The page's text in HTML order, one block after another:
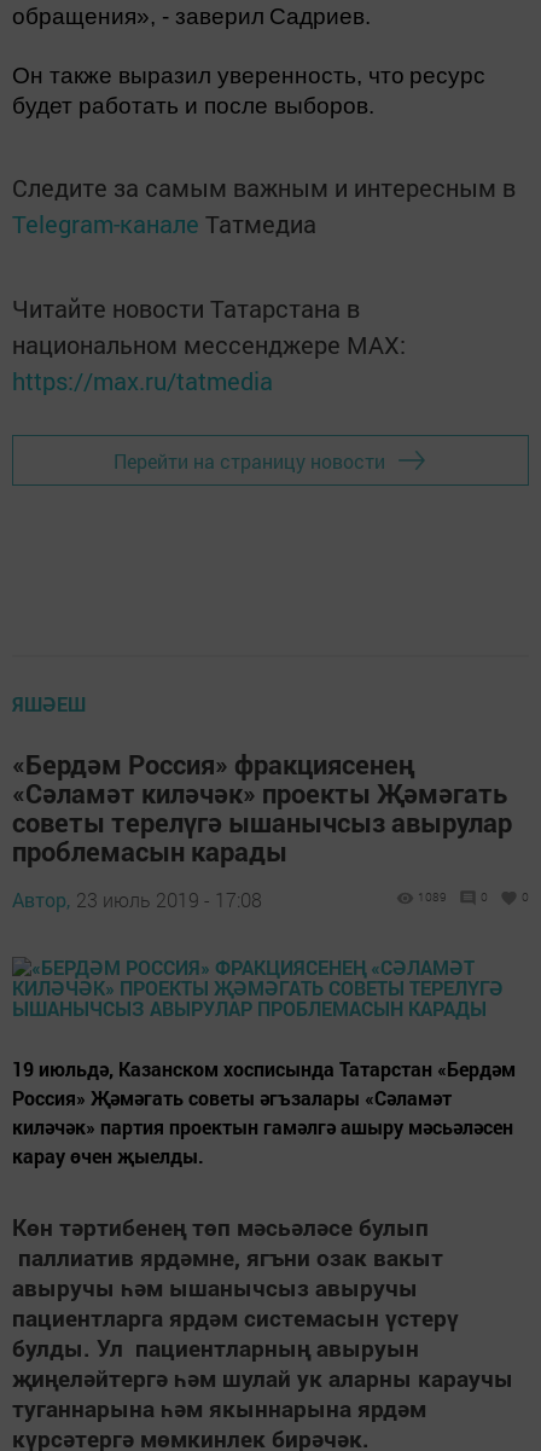
обращения», - заверил Садриев.
Он также выразил уверенность, что ресурс
будет работать и после выборов.
Следите за самым важным и интересным в
Telegram-канале Татмедиа
Читайте новости Татарстана в
национальном мессенджере MАХ:
https://max.ru/tatmedia
Перейти на страницу новости
ЯШӘЕШ
«Бердәм Россия» фракциясенең
«Сәламәт киләчәк» проекты Җәмәгать
советы терелүгә ышанычсыз авырулар
проблемасын карады
Автор, 23 июль 2019 - 17:08 1089 0 0
19 июльдә, Казанском хосписында Татарстан «Бердәм
Россия» Җәмәгать советы әгъзалары «Сәламәт
киләчәк» партия проектын гамәлгә ашыру мәсьәләсен
карау өчен җыелды.
Көн тәртибенең төп мәсьәләсе булып
паллиатив ярдәмне, ягъни озак вакыт
авыручы һәм ышанычсыз авыручы
пациентларга ярдәм системасын үстерү
булды. Ул пациентларның авыруын
җиңеләйтергә һәм шулай ук аларны караучы
туганнарына һәм якыннарына ярдәм
күрсәтергә мөмкинлек бирәчәк.